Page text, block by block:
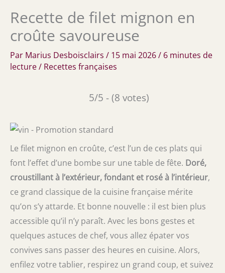
Recette de filet mignon en
croûte savoureuse
Par Marius Desboisclairs / 15 mai 2026/ 6 minutes de
lecture/ Recettes françaises
5/5 - (8 votes)
Le filet mignon en croûte, c’est l’un de ces plats qui
font l’effet d’une bombe sur une table de fête. Doré,
croustillant à l’extérieur, fondant et rosé à l’intérieur,
ce grand classique de la cuisine française mérite
qu’on s’y attarde. Et bonne nouvelle : il est bien plus
accessible qu’il n’y paraît. Avec les bons gestes et
quelques astuces de chef, vous allez épater vos
convives sans passer des heures en cuisine. Alors,
enfilez votre tablier, respirez un grand coup, et suivez